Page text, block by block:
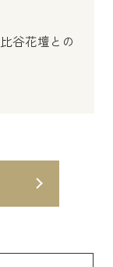
谷花壇との